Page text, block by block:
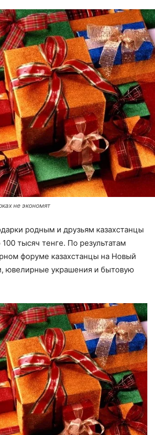
не экономят
родным и друзьям казахстанцы
тысяч тенге. По результатам
форуме казахстанцы на Новый
ювелирные украшения и бытовую